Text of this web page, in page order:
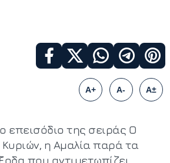
A+ A- A±
επεισόδιο της σειράς Ο
η Αμαλία παρά τα
που αντιμετωπίζει,